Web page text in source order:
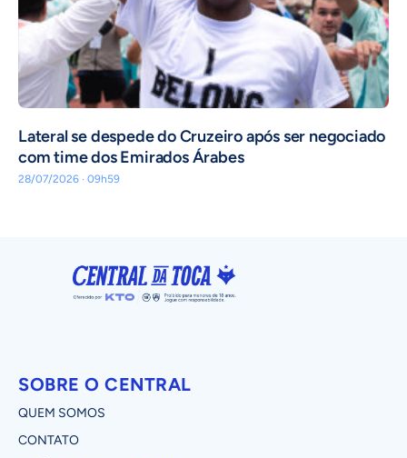
Lateral se despede do Cruzeiro após ser negociado
com time dos Emirados Árabes
28/07/2026 · 09h59
SOBRE O CENTRAL
QUEM SOMOS
CONTATO